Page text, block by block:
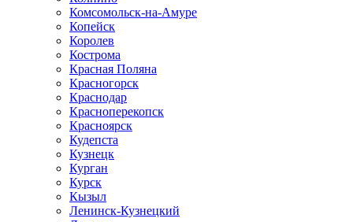
Комсомольск-на-Амуре
Копейск
Королев
Кострома
Красная Поляна
Красногорск
Краснодар
Красноперекопск
Красноярск
Кудепста
Кузнецк
Курган
Курск
Кызыл
Ленинск-Кузнецкий